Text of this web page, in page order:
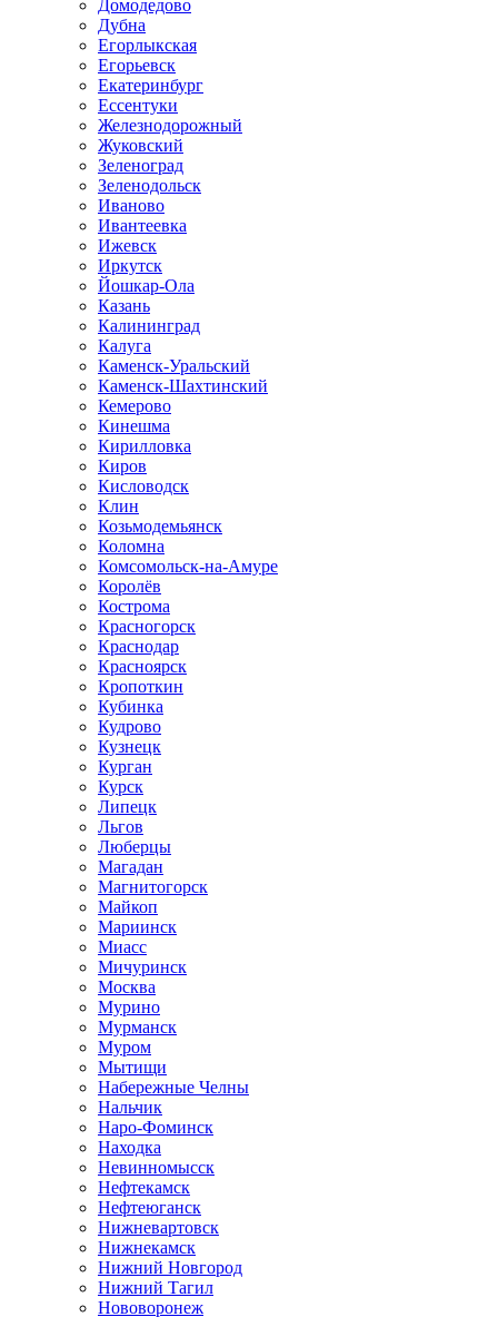
Домодедово
Дубна
Егорлыкская
Егорьевск
Екатеринбург
Ессентуки
Железнодорожный
Жуковский
Зеленоград
Зеленодольск
Иваново
Ивантеевка
Ижевск
Иркутск
Йошкар-Ола
Казань
Калининград
Калуга
Каменск-Уральский
Каменск-Шахтинский
Кемерово
Кинешма
Кирилловка
Киров
Кисловодск
Клин
Козьмодемьянск
Коломна
Комсомольск-на-Амуре
Королёв
Кострома
Красногорск
Краснодар
Красноярск
Кропоткин
Кубинка
Кудрово
Кузнецк
Курган
Курск
Липецк
Льгов
Люберцы
Магадан
Магнитогорск
Майкоп
Мариинск
Миасс
Мичуринск
Москва
Мурино
Мурманск
Муром
Мытищи
Набережные Челны
Нальчик
Наро-Фоминск
Находка
Невинномысск
Нефтекамск
Нефтеюганск
Нижневартовск
Нижнекамск
Нижний Новгород
Нижний Тагил
Нововоронеж